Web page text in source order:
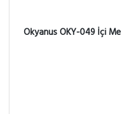
Okyanus OKY-049 İçi